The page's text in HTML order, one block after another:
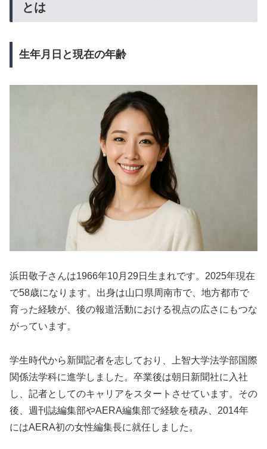
とは
生年月日と現在の年齢
浜田敬子さんは1966年10月29日生まれです。2025年現在
で58歳になります。出身は山口県周南市で、地方都市で
育った経験が、後の報道活動における視点の広さにもつな
がっています。
学生時代から新聞記者を志しており、上智大学法学部国際
関係法学科に進学しました。卒業後は朝日新聞社に入社
し、記者としてのキャリアをスタートさせています。その
後、週刊誌編集部やAERA編集部で経験を積み、2014年
にはAERA初の女性編集長に就任しました。